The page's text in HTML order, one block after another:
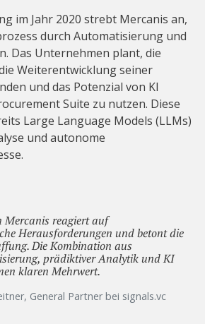
im Jahr 2020 strebt Mercanis an,
durch Automatisierung und
Das Unternehmen plant, die
Weiterentwicklung seiner
und das Potenzial von KI
Suite zu nutzen. Diese
Large Language Models (LLMs)
und autonome
Mercanis reagiert auf
Herausforderungen und betont die
Die Kombination aus
prädiktiver Analytik und KI
klaren Mehrwert.
General Partner bei signals.vc